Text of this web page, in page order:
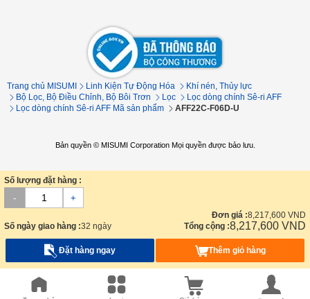
Trang chủ MISUMI Linh Kiện Tự Động Hóa
Khí nén, Thủy lực
Bộ Lọc, Bộ Điều Chỉnh, Bộ Bôi Trơn
Lọc
Lọc dòng chính Sê-ri AFF
Lọc dòng chính Sê-ri AFF Mã sản phẩm
AFF22C-F06D-U
Bản quyền © MISUMI Corporation Mọi quyền được bảo lưu.
Số lượng đặt hàng :
- +
Số ngày giao hàng :32 ngày
Đơn giá :8,217,600 VND
Tổng cộng :8,217,600 VND
Đặt hàng ngay Thêm giỏ hàng